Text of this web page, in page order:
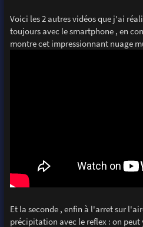
Voici les 2 autres vidéos que j'ai
toujours avec le smartphone , en
montre cet impressionnant nuage
Et la seconde , enfin à l'arret sur
précipitation avec le reflex : on